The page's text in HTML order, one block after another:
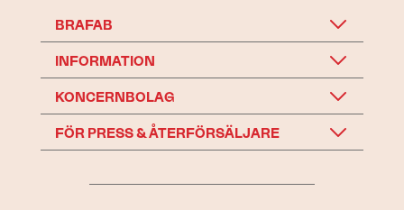
BRAFAB
INFORMATION
KONCERNBOLAG
FÖR PRESS & ÅTERFÖRSÄLJARE